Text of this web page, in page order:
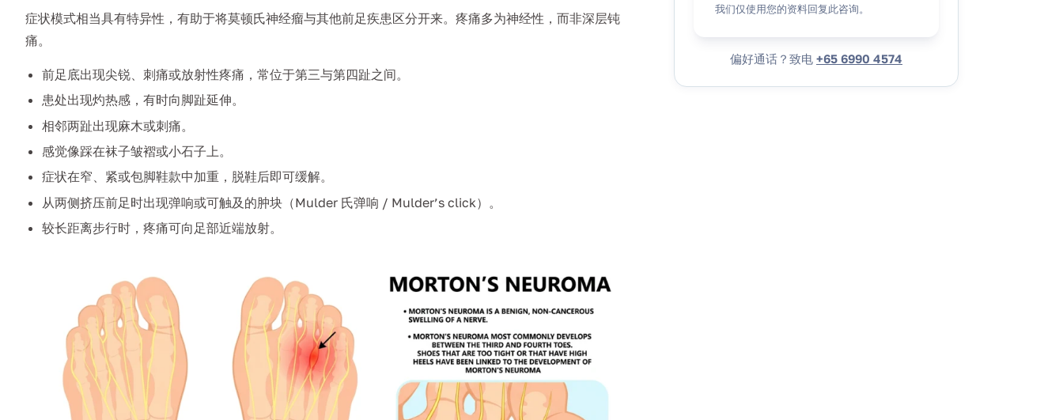
症状模式相当具有特异性，有助于将莫顿氏神经瘤与其他前足疾患区分开来。疼痛多为神经性，而非深层钝
痛。
前足底出现尖锐、刺痛或放射性疼痛，常位于第三与第四趾之间。
患处出现灼热感，有时向脚趾延伸。
相邻两趾出现麻木或刺痛。
感觉像踩在袜子皱褶或小石子上。
症状在窄、紧或包脚鞋款中加重，脱鞋后即可缓解。
从两侧挤压前足时出现弹响或可触及的肿块（Mulder 氏弹响 / Mulder’s click）。
较长距离步行时，疼痛可向足部近端放射。
我们仅使用您的资料回复此咨询。
偏好通话？致电 +65 6990 4574